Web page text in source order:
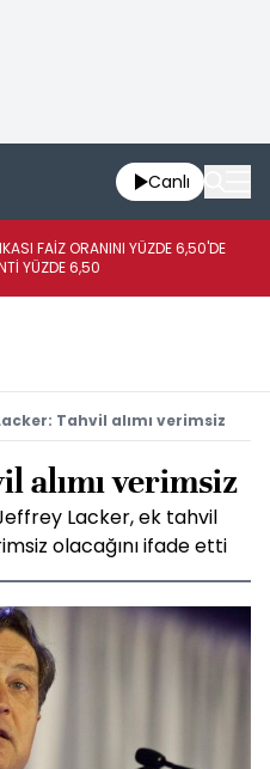
Canlı
FAİZ ORANINI YÜZDE 6,50'DE
YÜZDE 6,50
Tahvil alımı verimsiz
alımı verimsiz
Lacker, ek tahvil
olacağını ifade etti